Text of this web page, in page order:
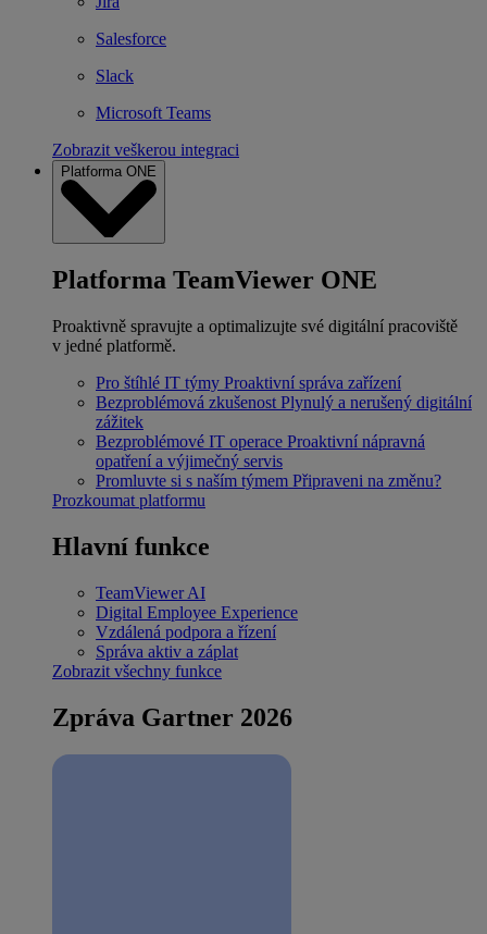
Salesforce
Slack
Microsoft Teams
Zobrazit veškerou integraci
Platforma ONE
Platforma TeamViewer ONE
Proaktivně spravujte a optimalizujte své digitální pracoviště
v jedné platformě.
Pro štíhlé IT týmy Proaktivní správa zařízení
Bezproblémová zkušenost Plynulý a nerušený digitální
zážitek
Bezproblémové IT operace Proaktivní nápravná
opatření a výjimečný servis
Promluvte si s naším týmem Připraveni na změnu?
Prozkoumat platformu
Hlavní funkce
TeamViewer AI
Digital Employee Experience
Vzdálená podpora a řízení
Správa aktiv a záplat
Zobrazit všechny funkce
Zpráva Gartner 2026